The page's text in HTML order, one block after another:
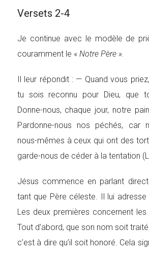
Versets 2-4
Je continue avec le modèle de
couramment le « Notre Père ».
Il leur répondit : — Quand vous
tu sois reconnu pour Dieu, que
Donne-nous, chaque jour, notre
Pardonne-nous nos péchés, car
nous-mêmes à ceux qui ont des
garde-nous de céder à la tentation
Jésus commence en parlant
tant que Père céleste. Il lui
Les deux premières concernent
Tout d’abord, que son nom soit
c’est à dire qu’il soit honoré. Cela